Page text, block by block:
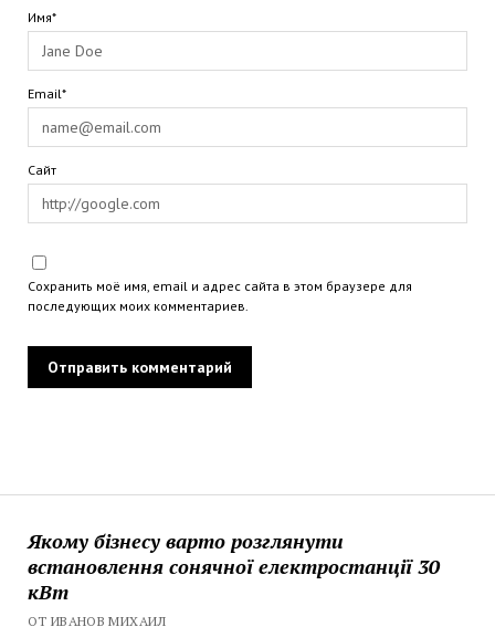
Якому бізнесу варто розглянути
встановлення сонячної електростанції 30
кВт
ОТ ИВАНОВ МИХАИЛ
Имя*
Email*
Сайт
Сохранить моё имя, email и адрес сайта в этом браузере для
последующих моих комментариев.